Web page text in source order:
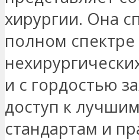
хирургии. Она
полном спектре
и с гордостью
доступ к
стандартам и